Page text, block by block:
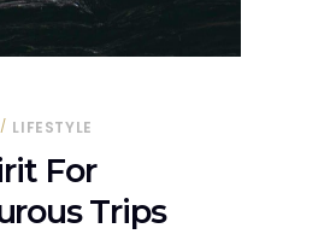
LIFESTYLE
For
Trips